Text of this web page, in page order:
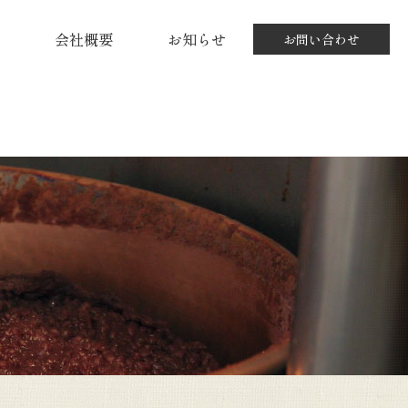
会社概要 お知らせ お問い合わせ